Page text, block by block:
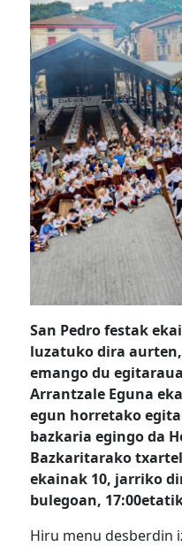
San Pedro festak
luzatuko dira
emango du
Arrantzale Eguna
egun horretako
bazkaria egingo da
Bazkaritarako
ekainak 10, jarriko
bulegoan,
Hiru menu desberdin